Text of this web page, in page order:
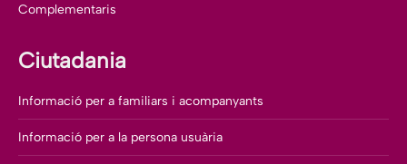
Complementaris
Ciutadania
Informació per a familiars i acompanyants
Informació per a la persona usuària